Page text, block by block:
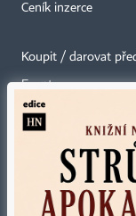
Ceník inzerce
Koupit / darovat
Eventy
Newslettery
Autorská práva